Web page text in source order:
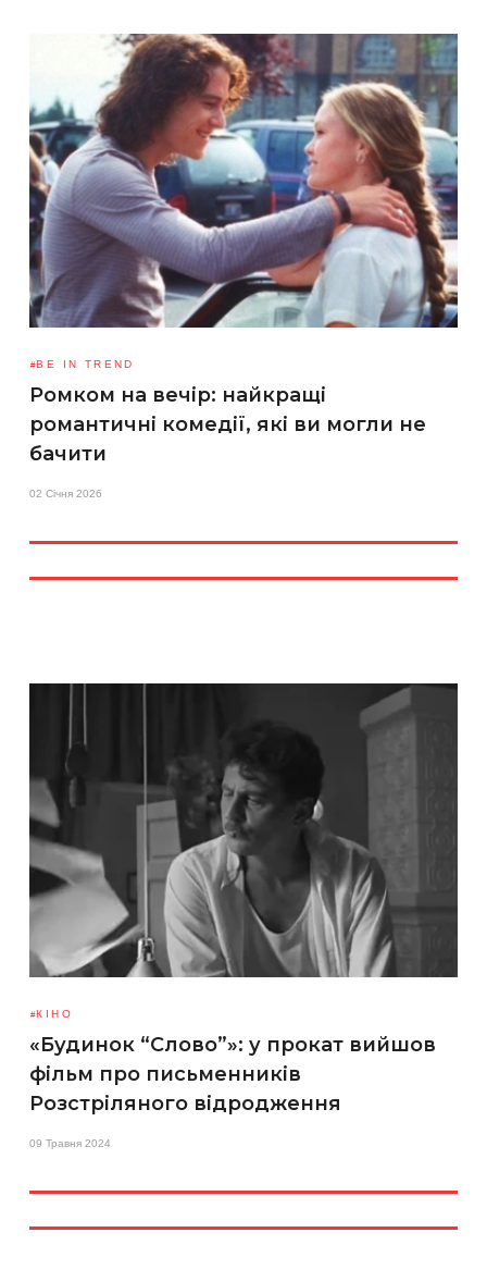
BE IN TREND
Ромком на вечір: найкращі
романтичні комедії, які ви могли не
бачити
02 Січня 2026
КІНО
«Будинок “Слово”»: у прокат вийшов
фільм про письменників
Розстріляного відродження
09 Травня 2024